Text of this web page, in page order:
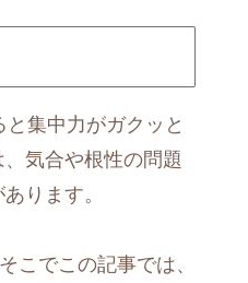
集中力がガクッと
気合や根性の問題
ります。
こでこの記事では、